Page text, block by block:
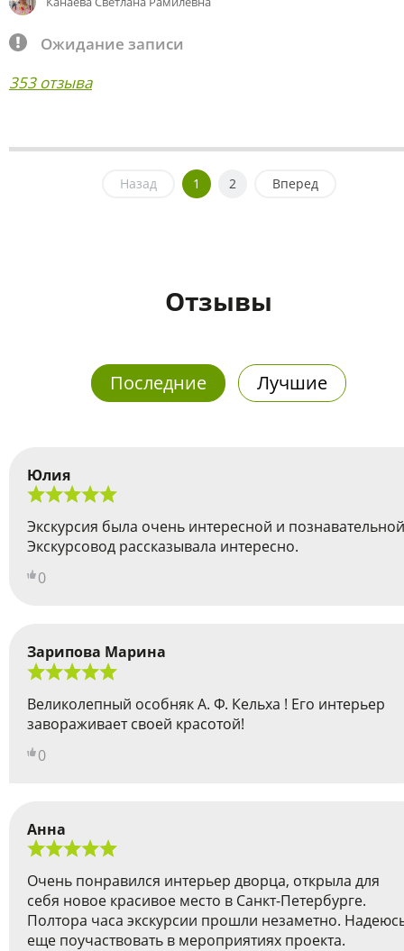
Ожидание записи
353 отзыва
Назад 1 2 Вперед
Отзывы
Последние Лучшие
Юлия
Экскурсия была очень интересной и
Экскурсовод рассказывала интересно.
0
Зарипова Марина
Великолепный особняк А. Ф. Кельха ! Его интерьер
завораживает своей красотой!
0
Анна
Очень понравился интерьер дворца, открыла для
себя новое красивое место в Санкт-Петербурге.
Полтора часа экскурсии прошли незаметно.
еще поучаствовать в мероприятиях проекта.